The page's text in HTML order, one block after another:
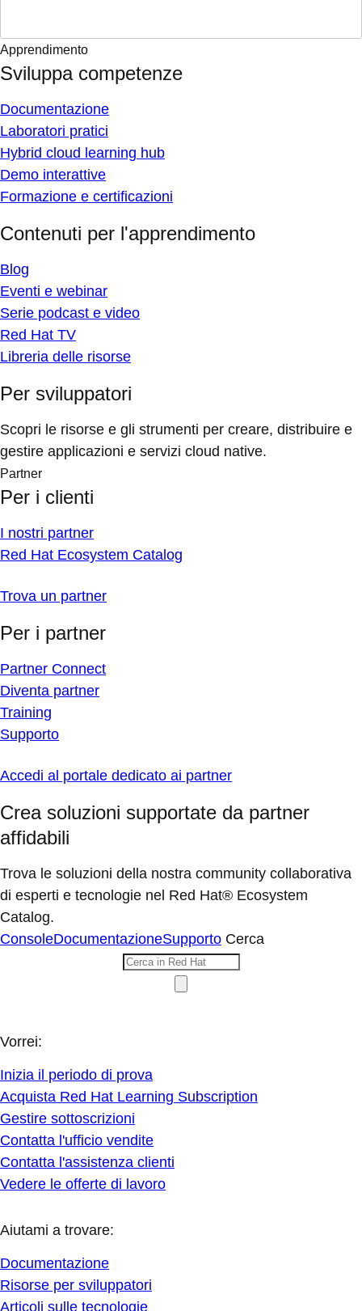
Apprendimento
Sviluppa competenze
Documentazione
Laboratori pratici
Hybrid cloud learning hub
Demo interattive
Formazione e certificazioni
Contenuti per l'apprendimento
Blog
Eventi e webinar
Serie podcast e video
Red Hat TV
Libreria delle risorse
Per sviluppatori
Scopri le risorse e gli strumenti per creare, distribuire e
gestire applicazioni e servizi cloud native.
Partner
Per i clienti
I nostri partner
Red Hat Ecosystem Catalog
Trova un partner
Per i partner
Partner Connect
Diventa partner
Training
Supporto
Accedi al portale dedicato ai partner
Crea soluzioni supportate da partner
affidabili
Trova le soluzioni della nostra community collaborativa
di esperti e tecnologie nel Red Hat® Ecosystem
Catalog.
ConsoleDocumentazioneSupporto Cerca
Vorrei:
Inizia il periodo di prova
Acquista Red Hat Learning Subscription
Gestire sottoscrizioni
Contatta l'ufficio vendite
Contatta l'assistenza clienti
Vedere le offerte di lavoro
Aiutami a trovare:
Documentazione
Risorse per sviluppatori
Articoli sulle tecnologie